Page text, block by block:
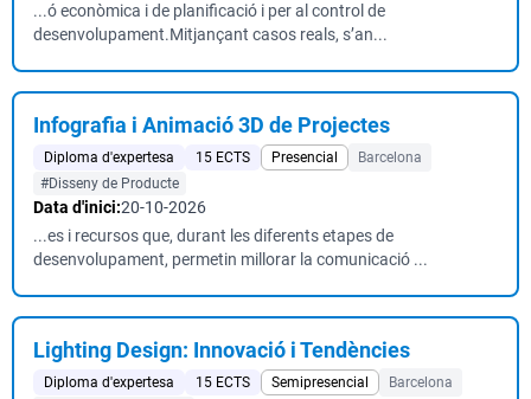
...ó econòmica i de planificació i per al control de
desenvolupament.Mitjançant casos reals, s’an...
Infografia i Animació 3D de Projectes
Diploma d'expertesa 15 ECTS Presencial
Barcelona
#Disseny de Producte
Data d'inici:20-10-2026
...es i recursos que, durant les diferents etapes de
desenvolupament, permetin millorar la comunicació ...
Lighting Design: Innovació i Tendències
Diploma d'expertesa 15 ECTS Semipresencial
Barcelona